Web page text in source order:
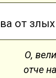
от
О,
отче